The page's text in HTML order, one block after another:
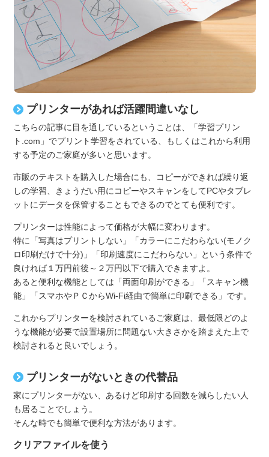
プリンターがあれば活躍間違いなし
こちらの記事に目を通しているということは、「学習プリン
ト.com」でプリント学習をされている、もしくはこれから利用
する予定のご家庭が多いと思います。
市販のテキストを購入した場合にも、コピーができれば繰り返
しの学習、きょうだい用にコピーやスキャンをしてPCやタブレ
ットにデータを保管することもできるのでとても便利です。
プリンターは性能によって価格が大幅に変わります。
特に「写真はプリントしない」「カラーにこだわらない(モノク
ロ印刷だけで十分)」「印刷速度にこだわらない」という条件で
良ければ１万円前後～２万円以下で購入できますよ。
あると便利な機能としては「両面印刷ができる」「スキャン機
能」「スマホやＰＣからWi-Fi経由で簡単に印刷できる」です。
これからプリンターを検討されているご家庭は、最低限どのよ
うな機能が必要で設置場所に問題ない大きさかを踏まえた上で
検討されると良いでしょう。
プリンターがないときの代替品
家にプリンターがない、あるけど印刷する回数を減らしたい人
も居ることでしょう。
そんな時でも簡単で便利な方法があります。
クリアファイルを使う